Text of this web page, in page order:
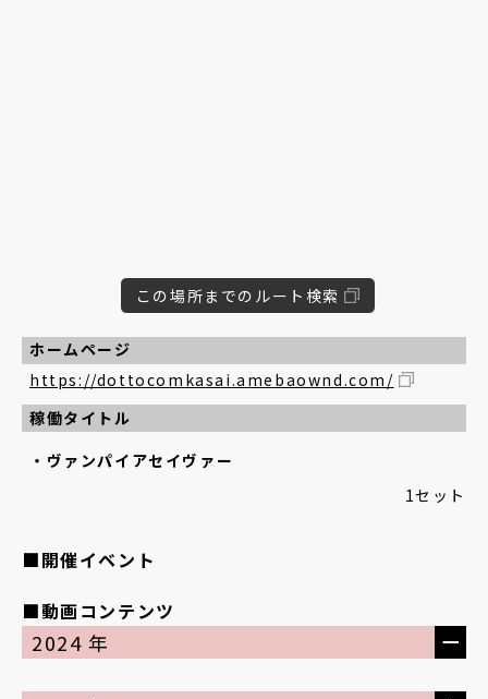
この場所までのルート検索
ホームページ
https://dottocomkasai.amebaownd.com/
稼働タイトル
ヴァンパイアセイヴァー
1セット
■開催イベント
■動画コンテンツ
2024 年